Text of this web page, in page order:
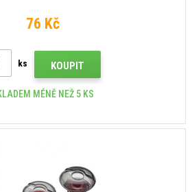
76 Kč
ks KOUPIT
MÉNĚ NEŽ 5 KS